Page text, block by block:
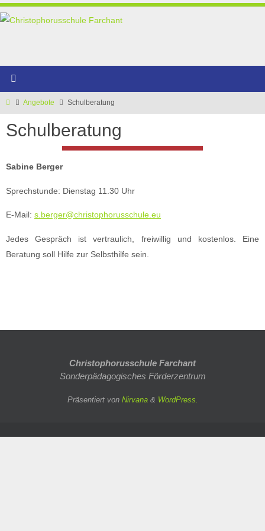
Inhalt
StartAngebote Schulberatung
Schulberatung
Sabine Berger
Sprechstunde: Dienstag 11.30 Uhr
E-Mail: s.berger@christophorusschule.eu
Jedes Gespräch ist vertraulich, freiwillig und kostenlos. Eine
Beratung soll Hilfe zur Selbsthilfe sein.
Christophorusschule Farchant
Sonderpädagogisches Förderzentrum
Präsentiert von Nirvana& WordPress.